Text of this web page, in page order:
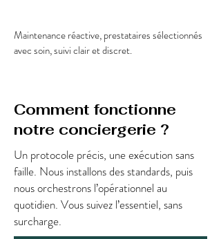
Maintenance réactive, prestataires sélectionnés
avec soin, suivi clair et discret.
Comment fonctionne
notre conciergerie ?
Un protocole précis, une exécution sans
faille. Nous installons des standards, puis
nous orchestrons l’opérationnel au
quotidien. Vous suivez l’essentiel, sans
surcharge.